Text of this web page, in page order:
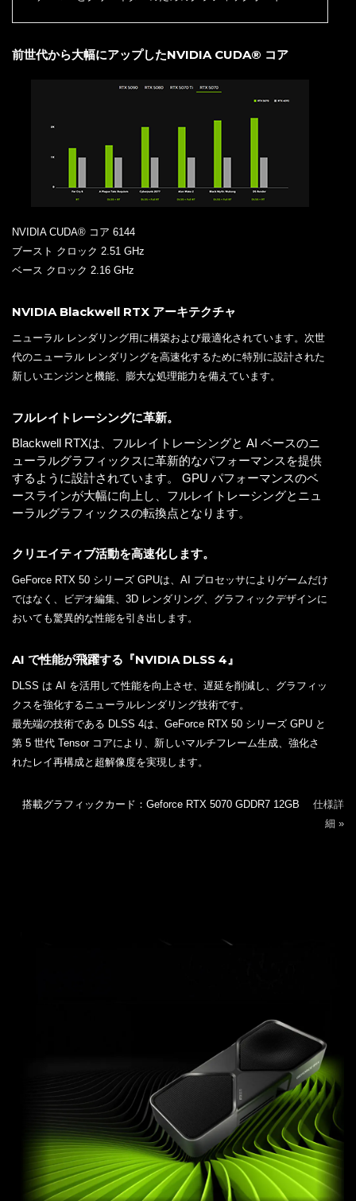
前世代から大幅にアップしたNVIDIA CUDA® コア
NVIDIA CUDA® コア 6144
ブースト クロック 2.51 GHz
ベース クロック 2.16 GHz
NVIDIA Blackwell RTX アーキテクチャ
ニューラル レンダリング用に構築および最適化されています。次世
代のニューラル レンダリングを高速化するために特別に設計された
新しいエンジンと機能、膨大な処理能力を備えています。
フルレイトレーシングに革新。
Blackwell RTXは、フルレイトレーシングと AI ベースのニ
ューラルグラフィックスに革新的なパフォーマンスを提供
するように設計されています。 GPU パフォーマンスのベ
ースラインが大幅に向上し、フルレイトレーシングとニュ
ーラルグラフィックスの転換点となります。
クリエイティブ活動を高速化します。
GeForce RTX 50 シリーズ GPUは、AI プロセッサによりゲームだけ
ではなく、ビデオ編集、3D レンダリング、グラフィックデザインに
おいても驚異的な性能を引き出します。
AI で性能が飛躍する『NVIDIA DLSS 4』
DLSS は AI を活用して性能を向上させ、遅延を削減し、グラフィッ
クスを強化するニューラルレンダリング技術です。
最先端の技術である DLSS 4は、GeForce RTX 50 シリーズ GPU と
第 5 世代 Tensor コアにより、新しいマルチフレーム生成、強化さ
れたレイ再構成と超解像度を実現します。
搭載グラフィックカード：Geforce RTX 5070 GDDR7 12GB 仕様詳
細 »